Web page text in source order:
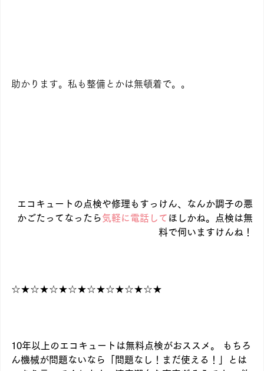
助かります。私も整備とかは無頓着で。。
エコキュートの点検や修理もすっけん、なんか調子の悪
かごたってなったら気軽に電話して ほしかね。点検は無
料で伺いますけんね！
☆★☆★☆★☆★☆★☆★☆★☆★
10年以上のエコキュートは無料点検がおススメ。 もちろ
ん機械が問題ないなら「問題なし！まだ使える！」とは